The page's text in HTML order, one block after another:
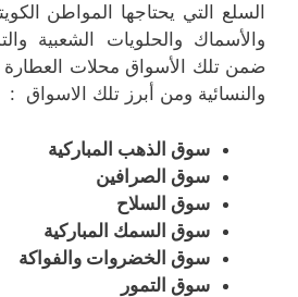
السلع التي يحتاجها المواطن
والأسماك والحلويات الشعبية
ضمن تلك الأسواق محلات العطارة
والنسائية ومن أبرز تلك الاسواق :
سوق الذهب المباركية
سوق الصرافين
سوق السلاح
سوق السمك المباركية
سوق الخضروات والفواكة
سوق التمور